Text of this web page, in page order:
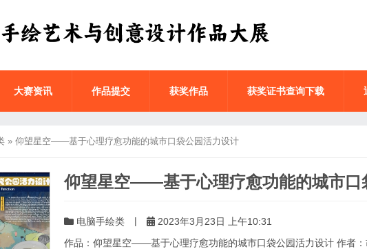
大赛资讯 作品提交 获奖作品 获奖证书查询下载
» 仰望星空——基于心理疗愈功能的城市口袋公园活力设计
仰望星空——基于心理疗愈功能的城市口
电脑手绘类 |
2023年3月23日 上午10:31
作品：仰望星空——基于心理疗愈功能的城市口袋公园活力设计 作者